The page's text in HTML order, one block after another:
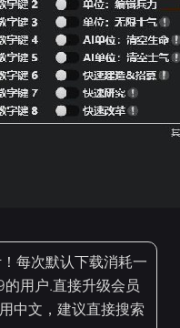
每次默认下载消耗一
用户.直接升级会员
中文，建议直接搜索